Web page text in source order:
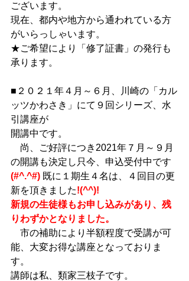
ございます。
現在、都内や地方から通われている方
がいらっしゃいます。
★ご希望により「修了証書」の発行も
承ります。
■２０２１年４月～６月、川崎の「カル
ッツかわさき」にて９回シリーズ、水
引講座が
開講中です。
尚、ご好評につき2021年７月～９月
の開講も決定し只今、申込受付中です
(#^.^#) 既に１期生４名は、４回目の更
新を頂きました!(^^)!
新規の生徒様もお申し込みがあり、残
りわずかとなりました。
市の補助により半額程度で受講が可
能、大変お得な講座となっておりま
す。
講師は私、類家三枝子です。